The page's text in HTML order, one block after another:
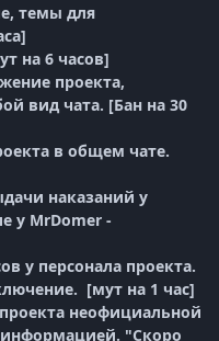
темы для
на 6 часов]
проекта,
вид чата. [Бан на 30
в общем чате.
наказаний у
у MrDomer -
у персонала проекта.
[мут на 1 час]
неофициальной
"Скоро